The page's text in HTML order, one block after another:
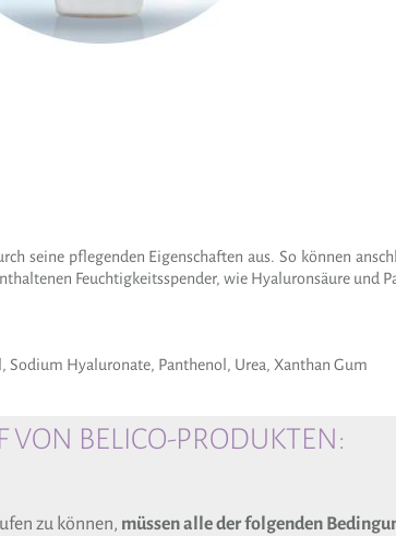
seine pflegenden Eigenschaften aus. So können
Feuchtigkeitsspender, wie Hyaluronsäure und
Hyaluronate, Panthenol, Urea, Xanthan Gum
BELICO-PRODUKTEN:
zu können, müssen alle der folgenden